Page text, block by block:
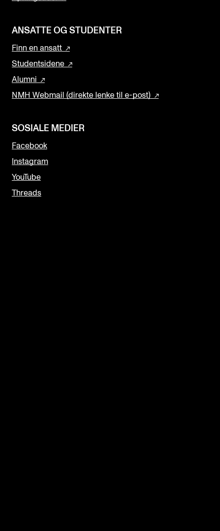
ANSATTE OG STUDENTER
Finn en ansatt
Studentsidene
Alumni
NMH Webmail (direkte lenke til e-post)
SOSIALE MEDIER
Facebook
Instagram
YouTube
Threads